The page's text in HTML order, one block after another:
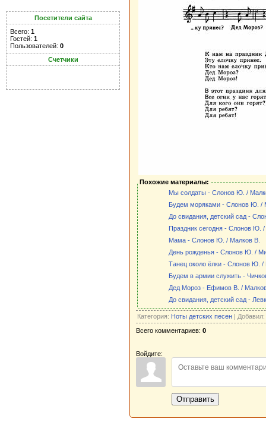
Посетители сайта
Всего: 1
Гостей: 1
Пользователей: 0
Счетчики
Похожие материалы:
Мы солдаты - Слонов Ю. /
Будем моряками - Слонов Ю. /
До свидания, детский сад -
Праздник сегодня - Слонов Ю.
Мама - Слонов Ю. / Малков В.
День рожденья - Слонов Ю. /
Танец около ёлки - Слонов Ю.
Будем в армии служить -
Дед Мороз - Ефимов В. /
До свидания, детский сад -
Категория: Ноты детских песен | Добавил:
Всего комментариев: 0
Войдите:
Отправить